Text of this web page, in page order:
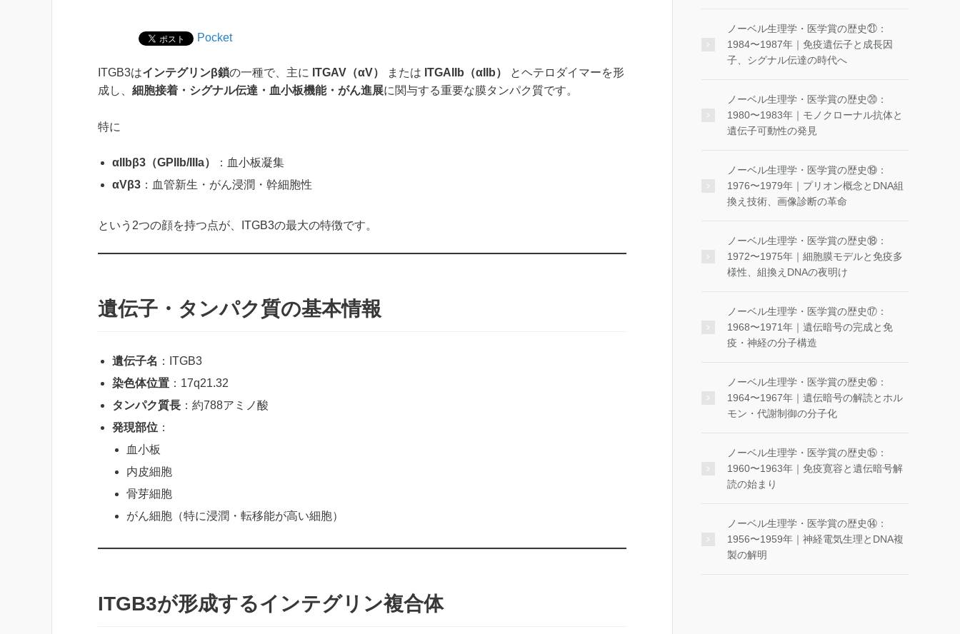
Pocket
ITGB3はインテグリンβ鎖の一種で、主に ITGAV（αV） または ITGAIIb（αIIb）
とヘテロダイマーを形
成し、 細胞接着・シグナル伝達・血小板機能・がん進展に関与する重要な膜タンパク質です。
特に
αIIbβ3（GPIIb/IIIa）
：血小板凝集
αVβ3 ：血管新生・がん浸潤・幹細胞性
という2つの顔を持つ点が、ITGB3の最大の特徴です。
遺伝子・タンパク質の基本情報
遺伝子名 ：ITGB3
染色体位置 ：17q21.32
タンパク質長 ：約788アミノ酸
発現部位 ：
血小板
内皮細胞
骨芽細胞
がん細胞（特に浸潤・転移能が高い細胞）
ITGB3が形成するインテグリン複合体
ノーベル生理学・医学賞の歴史㉑：
1984〜1987年｜免疫遺伝子と成長因
子、シグナル伝達の時代へ
ノーベル生理学・医学賞の歴史⑳：
1980〜1983年｜モノクローナル抗体と
遺伝子可動性の発見
ノーベル生理学・医学賞の歴史⑲：
1976〜1979年｜プリオン概念とDNA組
換え技術、画像診断の革命
ノーベル生理学・医学賞の歴史⑱：
1972〜1975年｜細胞膜モデルと免疫多
様性、組換えDNAの夜明け
ノーベル生理学・医学賞の歴史⑰：
1968〜1971年｜遺伝暗号の完成と免
疫・神経の分子構造
ノーベル生理学・医学賞の歴史⑯：
1964〜1967年｜遺伝暗号の解読とホル
モン・代謝制御の分子化
ノーベル生理学・医学賞の歴史⑮：
1960〜1963年｜免疫寛容と遺伝暗号解
読の始まり
ノーベル生理学・医学賞の歴史⑭：
1956〜1959年｜神経電気生理とDNA複
製の解明